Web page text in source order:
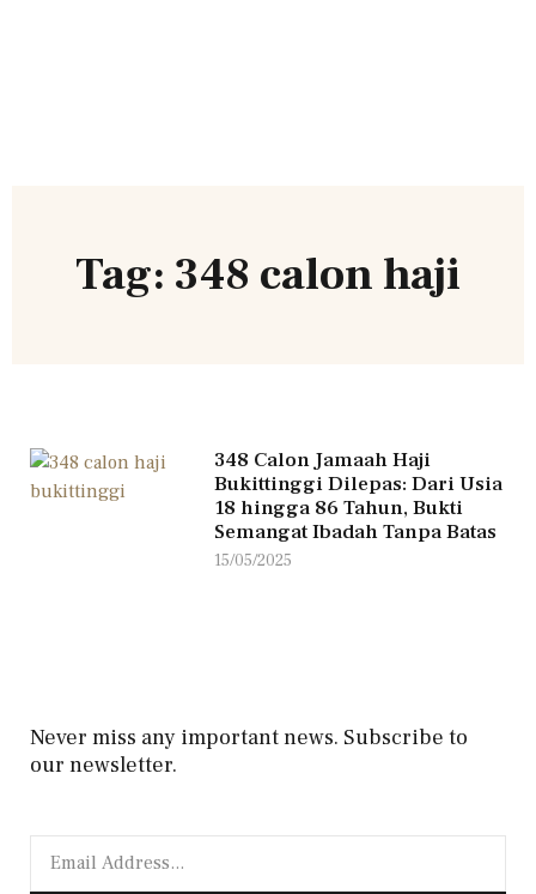
Tag: 348 calon haji
348 Calon Jamaah Haji
Bukittinggi Dilepas: Dari Usia
18 hingga 86 Tahun, Bukti
Semangat Ibadah Tanpa Batas
15/05/2025
Never miss any important news. Subscribe to
our newsletter.